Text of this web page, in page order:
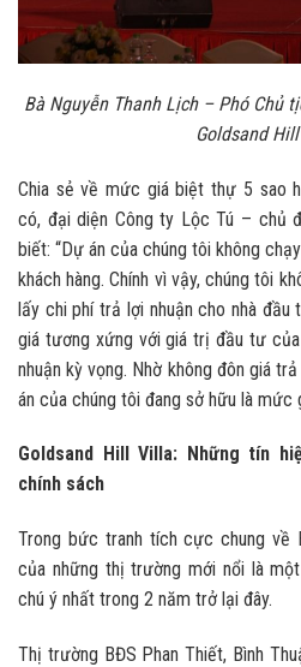
Bà Nguyễn Thanh Lịch – Phó Chủ
Goldsand
Chia sẻ về mức giá biệt thự 5 sao
có, đại diện Công ty Lộc Tú – chủ
biết: “Dự án của chúng tôi không
khách hàng. Chính vì vậy, chúng tôi
lấy chi phí trả lợi nhuận cho nhà đầu
giá tương xứng với giá trị đầu tư
nhuận kỳ vọng. Nhờ không đôn giá
án của chúng tôi đang sở hữu là mức
Goldsand Hill Villa: Những tín
chính sách
Trong bức tranh tích cực chung về
của những thị trường mới nổi là
chú ý nhất trong 2 năm trở lại đây.
Thị trường BĐS Phan Thiết, Bình